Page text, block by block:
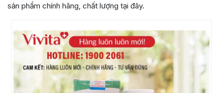
sản phẩm chính hãng, chất lượng tại đây.